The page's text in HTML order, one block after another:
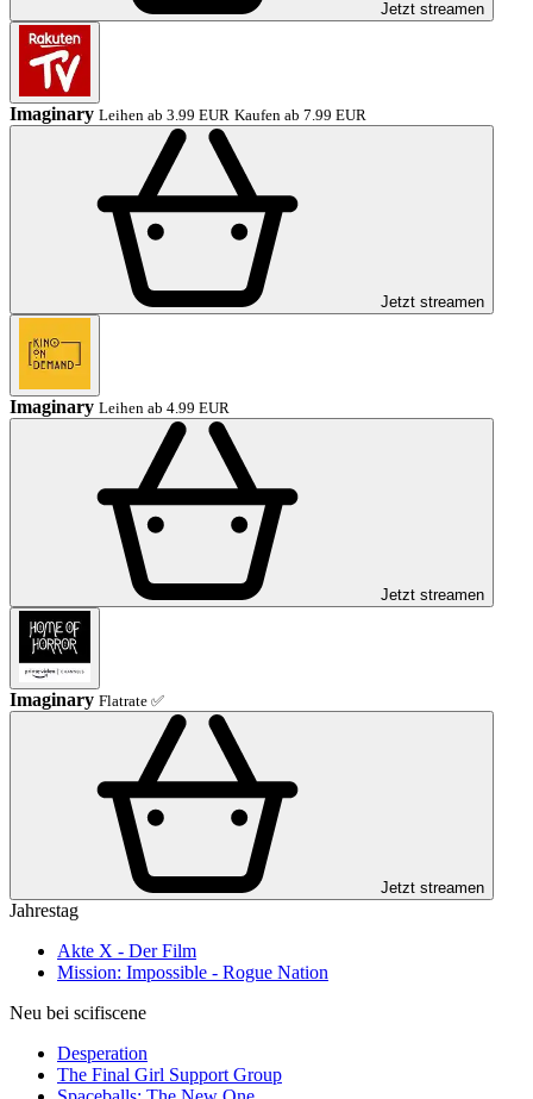
Jetzt streamen
Imaginary Leihen ab 3.99 EUR Kaufen ab 7.99 EUR
Jetzt streamen
Imaginary Leihen ab 4.99 EUR
Jetzt streamen
Imaginary Flatrate ✅
Jetzt streamen
Jahrestag
Akte X - Der Film
Mission: Impossible - Rogue Nation
Neu bei scifiscene
Desperation
The Final Girl Support Group